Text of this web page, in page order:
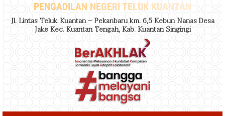
PENGADILAN NEGERI TELUK KUANTAN
Jl. Lintas Teluk Kuantan – Pekanbaru km. 6,5 Kebun Nanas Desa
Jake Kec. Kuantan Tengah, Kab. Kuantan Singingi